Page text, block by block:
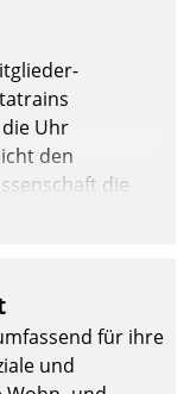
Uhr
den
die
oder PC.
für ihre
und